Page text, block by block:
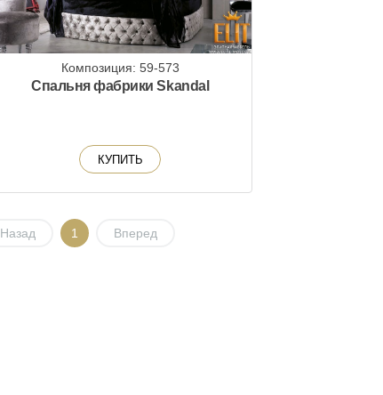
Композиция: 59-573
Спальня фабрики Skandal
КУПИТЬ
Назад 1 Вперед